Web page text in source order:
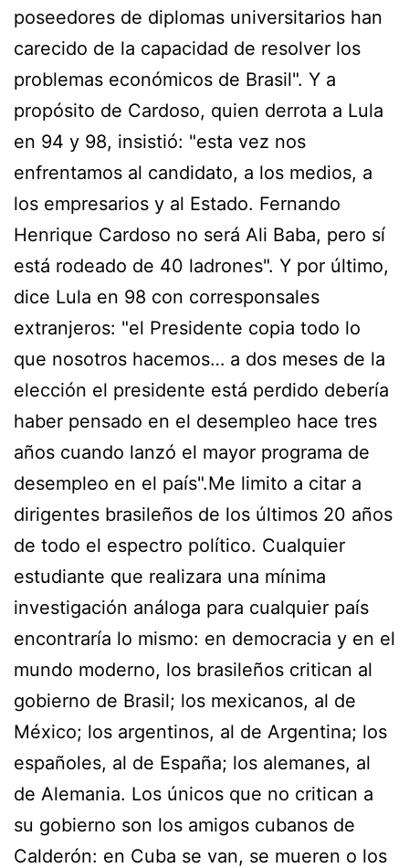
poseedores de diplomas universitarios han
carecido de la capacidad de resolver los
problemas económicos de Brasil". Y a
propósito de Cardoso, quien derrota a Lula
en 94 y 98, insistió: "esta vez nos
enfrentamos al candidato, a los medios, a
los empresarios y al Estado. Fernando
Henrique Cardoso no será Ali Baba, pero sí
está rodeado de 40 ladrones". Y por último,
dice Lula en 98 con corresponsales
extranjeros: "el Presidente copia todo lo
que nosotros hacemos… a dos meses de la
elección el presidente está perdido debería
haber pensado en el desempleo hace tres
años cuando lanzó el mayor programa de
desempleo en el país".Me limito a citar a
dirigentes brasileños de los últimos 20 años
de todo el espectro político. Cualquier
estudiante que realizara una mínima
investigación análoga para cualquier país
encontraría lo mismo: en democracia y en el
mundo moderno, los brasileños critican al
gobierno de Brasil; los mexicanos, al de
México; los argentinos, al de Argentina; los
españoles, al de España; los alemanes, al
de Alemania. Los únicos que no critican a
su gobierno son los amigos cubanos de
Calderón: en Cuba se van, se mueren o los